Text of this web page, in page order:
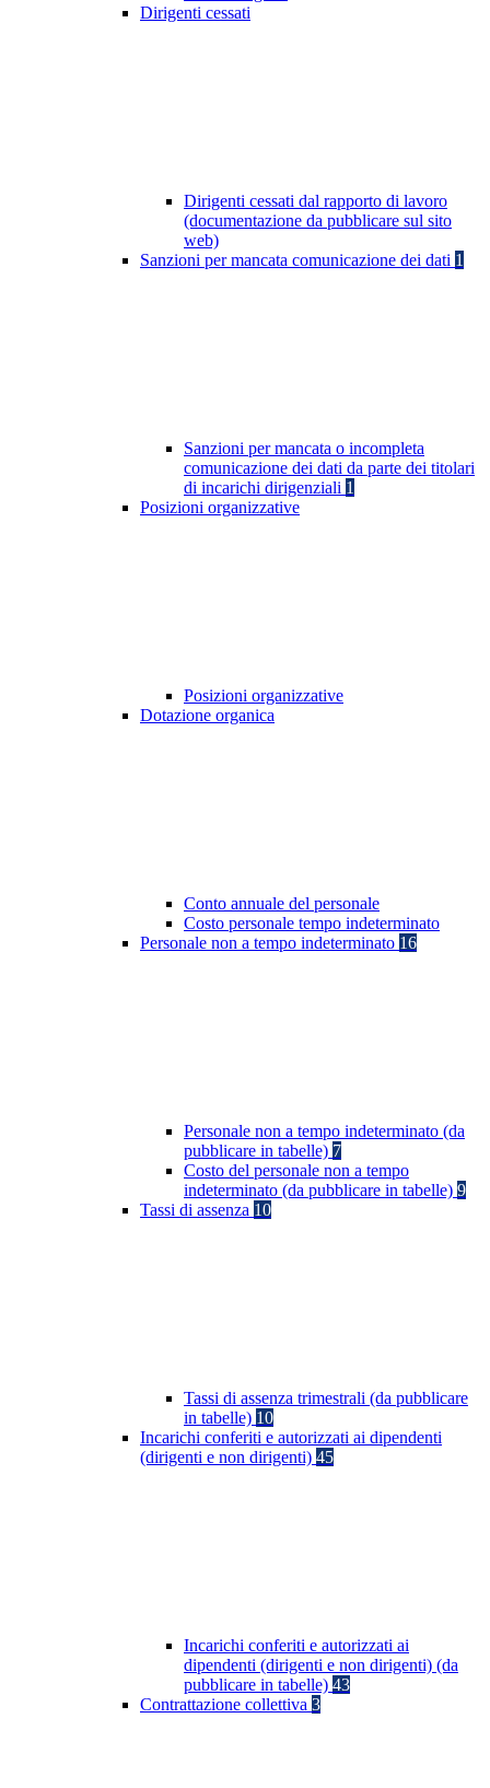
Dirigenti cessati
Dirigenti cessati dal rapporto di lavoro
(documentazione da pubblicare sul sito
web)
Sanzioni per mancata comunicazione dei dati 1
Sanzioni per mancata o incompleta
comunicazione dei dati da parte dei titolari
di incarichi dirigenziali 1
Posizioni organizzative
Posizioni organizzative
Dotazione organica
Conto annuale del personale
Costo personale tempo indeterminato
Personale non a tempo indeterminato 16
Personale non a tempo indeterminato (da
pubblicare in tabelle) 7
Costo del personale non a tempo
indeterminato (da pubblicare in tabelle) 9
Tassi di assenza 10
Tassi di assenza trimestrali (da pubblicare
in tabelle) 10
Incarichi conferiti e autorizzati ai dipendenti
(dirigenti e non dirigenti) 45
Incarichi conferiti e autorizzati ai
dipendenti (dirigenti e non dirigenti) (da
pubblicare in tabelle) 43
Contrattazione collettiva 3